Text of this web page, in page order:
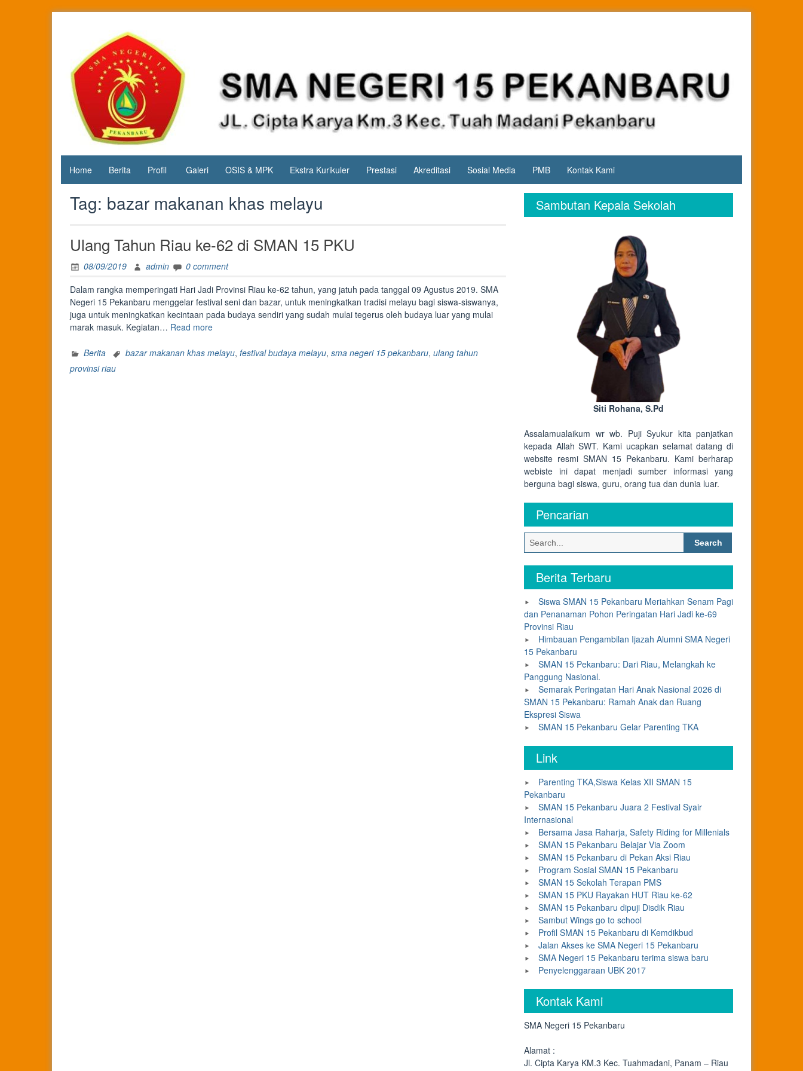
SMA
Negeri 15
Pekanbaru
Jl. Cipta
Karya
KM.3, Kec.
Tuah
Madani,
Kota
Pekanbaru
Home Berita Profil Galeri OSIS & MPK Ekstra Kurikuler Prestasi Akreditasi Sosial Media PMB Kontak Kami
Tag: bazar makanan khas melayu
Ulang Tahun Riau ke-62 di SMAN 15 PKU
08/09/2019 admin
0 comment
Dalam rangka memperingati Hari Jadi Provinsi Riau ke-62 tahun, yang jatuh pada tanggal 09 Agustus 2019. SMA
Negeri 15 Pekanbaru menggelar festival seni dan bazar, untuk meningkatkan tradisi melayu bagi siswa-siswanya,
juga untuk meningkatkan kecintaan pada budaya sendiri yang sudah mulai tegerus oleh budaya luar yang mulai
marak masuk. Kegiatan… Read more“Ulang
Riau
Berita bazar makanan khas melayu, festival budaya melayu, sma negeri 15 pekanbaru, ulang tahun
provinsi riau
Sambutan Kepala Sekolah
Siti Rohana, S.Pd
Assalamualaikum wr wb. Puji Syukur kita panjatkan
kepada Allah SWT. Kami ucapkan selamat datang di
website resmi SMAN 15 Pekanbaru. Kami berharap
webiste ini dapat menjadi sumber informasi yang
berguna bagi siswa, guru, orang tua dan dunia luar.
Pencarian
Search
for:
Berita Terbaru
Siswa SMAN 15 Pekanbaru Meriahkan Senam Pagi
dan Penanaman Pohon Peringatan Hari Jadi ke-69
Provinsi Riau
Himbauan Pengambilan Ijazah Alumni SMA Negeri
15 Pekanbaru
SMAN 15 Pekanbaru: Dari Riau, Melangkah ke
Panggung Nasional.
Semarak Peringatan Hari Anak Nasional 2026 di
SMAN 15 Pekanbaru: Ramah Anak dan Ruang
Ekspresi Siswa
SMAN 15 Pekanbaru Gelar Parenting TKA
Link
Parenting TKA,Siswa Kelas XII SMAN 15
Pekanbaru
SMAN 15 Pekanbaru Juara 2 Festival Syair
Internasional
Bersama Jasa Raharja, Safety Riding for Millenials
SMAN 15 Pekanbaru Belajar Via Zoom
SMAN 15 Pekanbaru di Pekan Aksi Riau
Program Sosial SMAN 15 Pekanbaru
SMAN 15 Sekolah Terapan PMS
SMAN 15 PKU Rayakan HUT Riau ke-62
SMAN 15 Pekanbaru dipuji Disdik Riau
Sambut Wings go to school
Profil SMAN 15 Pekanbaru di Kemdikbud
Jalan Akses ke SMA Negeri 15 Pekanbaru
SMA Negeri 15 Pekanbaru terima siswa baru
Penyelenggaraan UBK 2017
Kontak Kami
SMA Negeri 15 Pekanbaru
Alamat :
Jl. Cipta Karya KM.3 Kec. Tuahmadani, Panam – Riau